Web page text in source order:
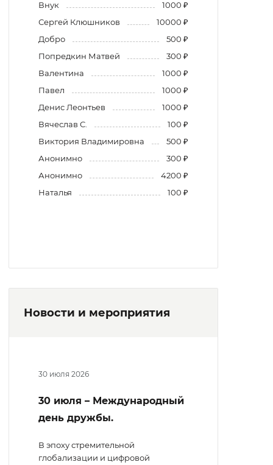
Внук
1000 ₽
Сергей Клюшников
10000 ₽
Добро
500 ₽
Попредкин Матвей
300 ₽
Валентина
1000 ₽
Павел
1000 ₽
Денис Леонтьев
1000 ₽
Вячеслав С.
100 ₽
Виктория Владимировна
500 ₽
Анонимно
300 ₽
Анонимно
4200 ₽
Наталья
100 ₽
Новости и мероприятия
30 июля 2026
30 июля – Международный
день дружбы.
В эпоху стремительной
глобализации и цифровой